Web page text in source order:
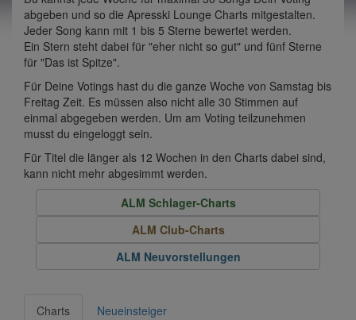
abgeben und so die Apresski Lounge Charts mitgestalten.
Jeder Song kann mit 1 bis 5 Sterne bewertet werden.
Ein Stern steht dabei für "eher nicht so gut" und fünf Sterne
für "Das ist Spitze".
Für Deine Votings hast du die ganze Woche von Samstag bis
Freitag Zeit. Es müssen also nicht alle 30 Stimmen auf
einmal abgegeben werden. Um am Voting teilzunehmen
musst du eingeloggt sein.
Für Titel die länger als 12 Wochen in den Charts dabei sind,
kann nicht mehr abgesimmt werden.
ALM Schlager-Charts
ALM Club-Charts
ALM Neuvorstellungen
Charts Neueinsteiger